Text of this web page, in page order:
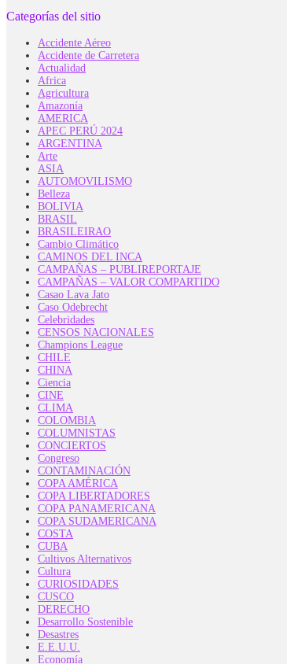
Categorías del sitio
Accidente Aéreo
Accidente de Carretera
Actualidad
Africa
Agricultura
Amazonía
AMERICA
APEC PERÚ 2024
ARGENTINA
Arte
ASIA
AUTOMOVILISMO
Belleza
BOLIVIA
BRASIL
BRASILEIRAO
Cambio Climático
CAMINOS DEL INCA
CAMPAÑAS – PUBLIREPORTAJE
CAMPAÑAS – VALOR COMPARTIDO
Casao Lava Jato
Caso Odebrecht
Celebridades
CENSOS NACIONALES
Champions League
CHILE
CHINA
Ciencia
CINE
CLIMA
COLOMBIA
COLUMNISTAS
CONCIERTOS
Congreso
CONTAMINACIÓN
COPA AMÉRICA
COPA LIBERTADORES
COPA PANAMERICANA
COPA SUDAMERICANA
COSTA
CUBA
Cultivos Alternativos
Cultura
CURIOSIDADES
CUSCO
DERECHO
Desarrollo Sostenible
Desastres
E.E.U.U.
Economía